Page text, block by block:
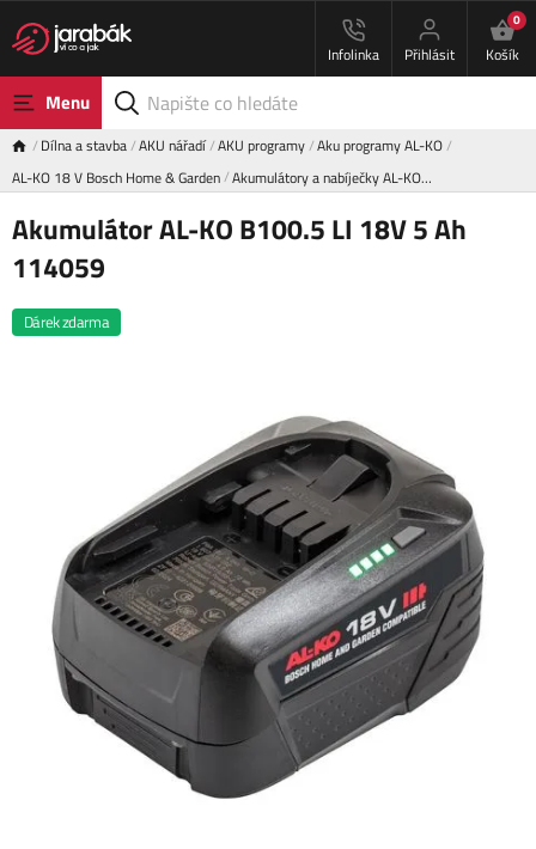
Infolinka Přihlásit
0
Košík
Menu
Dílna a stavba AKU nářadí AKU programy Aku programy AL-KO
AL-KO 18 V Bosch Home & Garden Akumulátory a nabíječky AL-KO…
Akumulátor AL-KO B100.5 LI 18V 5 Ah
114059
Dárek zdarma